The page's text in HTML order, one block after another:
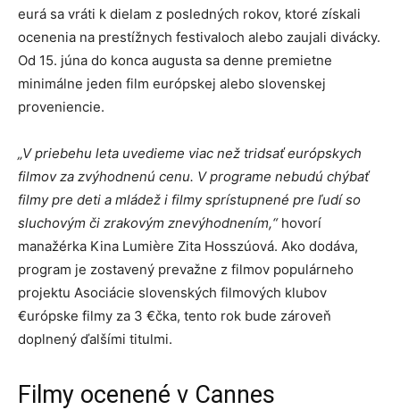
eurá sa vráti k dielam z posledných rokov, ktoré získali
ocenenia na prestížnych festivaloch alebo zaujali divácky.
Od 15. júna do konca augusta sa denne premietne
minimálne jeden film európskej alebo slovenskej
proveniencie.
„V priebehu leta uvedieme viac než tridsať európskych
filmov za zvýhodnenú cenu. V programe nebudú chýbať
filmy pre deti a mládež i filmy sprístupnené pre ľudí so
sluchovým či zrakovým znevýhodnením,“hovorí
manažérka Kina Lumière Zita Hosszúová. Ako dodáva,
program je zostavený prevažne z filmov populárneho
projektu Asociácie slovenských filmových klubov
€urópske filmy za 3 €čka, tento rok bude zároveň
doplnený ďalšími titulmi.
Filmy ocenené v Cannes